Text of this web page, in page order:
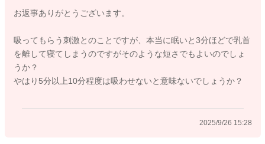
とがあると思います。
るなびさんと娘さんの授乳になりますので、良さそうなことを
選んでみてくださいね。
どうぞよろしくお願いします。
お返事ありがとうございます。
吸ってもらう刺激とのことですが、本当に眠いと3分ほどで乳首
を離して寝てしまうのですがそのような短さでもよいのでしょ
うか？
やはり5分以上10分程度は吸わせないと意味ないでしょうか？
2025/9/26 15:28